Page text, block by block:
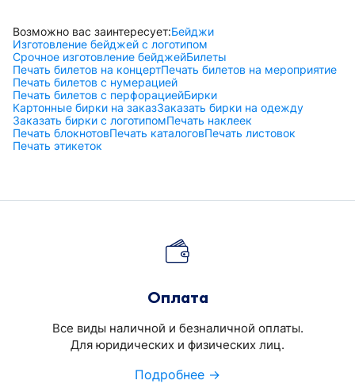
Возможно вас заинтересует:Бейджи
Изготовление бейджей с логотипом
Срочное изготовление бейджейБилеты
Печать билетов на концертПечать билетов на мероприятие
Печать билетов с нумерацией
Печать билетов с перфорациейБирки
Картонные бирки на заказЗаказать бирки на одежду
Заказать бирки с логотипомПечать наклеек
Печать блокнотовПечать каталоговПечать листовок
Печать этикеток
Оплата
Все виды наличной и безналичной оплаты.
Для юридических и физических лиц.
Подробнее →